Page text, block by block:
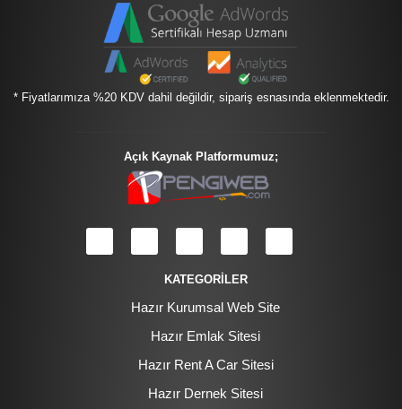
* Fiyatlarımıza %20 KDV dahil değildir, sipariş esnasında eklenmektedir.
Açık Kaynak Platformumuz;
KATEGORİLER
Hazır Kurumsal Web Site
Hazır Emlak Sitesi
Hazır Rent A Car Sitesi
Hazır Dernek Sitesi